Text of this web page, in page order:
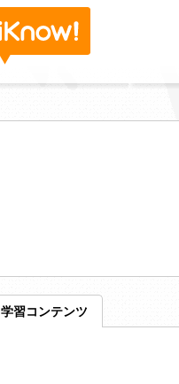
学習コンテンツ